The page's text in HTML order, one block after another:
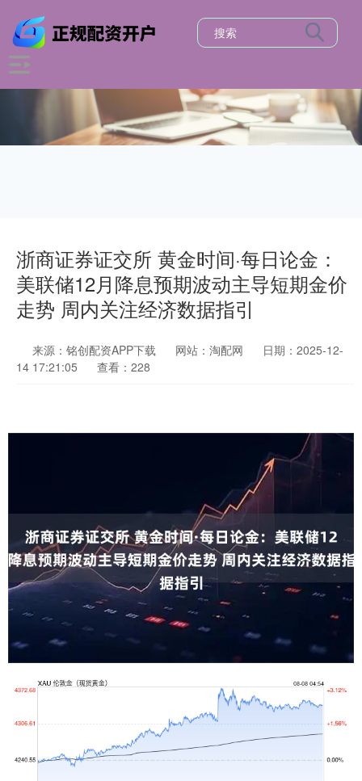
浙商证券证交所 黄金时间·每日论金：
美联储12月降息预期波动主导短期金价
走势 周内关注经济数据指引
来源：铭创配资APP下载 网站：淘配网
日期：2025-12-
14 17:21:05
查看：228